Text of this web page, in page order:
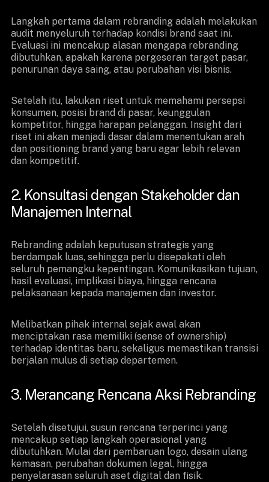
Langkah pertama dalam rebranding adalah melakukan
audit menyeluruh terhadap kondisi brand saat ini.
Evaluasi ini mencakup alasan mengapa rebranding
dibutuhkan, apakah karena pergeseran target pasar,
penurunan daya saing, atau perubahan visi bisnis.
Setelah itu, lakukan riset untuk memahami persepsi
konsumen, posisi brand di pasar, keunggulan
kompetitor, hingga harapan pelanggan. Insight dari
riset ini akan menjadi dasar dalam menentukan arah
dan positioning brand yang baru agar lebih relevan
dan kompetitif.
2. Konsultasi dengan Stakeholder dan
Manajemen Internal
Rebranding adalah keputusan strategis yang
berdampak luas, sehingga perlu disepakati oleh
seluruh pemangku kepentingan. Komunikasikan tujuan,
hasil evaluasi, implikasi biaya, hingga rencana
pelaksanaan kepada manajemen dan investor.
Melibatkan pihak internal sejak awal akan
menciptakan rasa memiliki (sense of ownership)
terhadap identitas baru, sekaligus memastikan transisi
berjalan mulus di setiap departemen.
3. Merancang Rencana Aksi Rebranding
Setelah disetujui, susun rencana terperinci yang
mencakup setiap langkah operasional yang
dibutuhkan. Mulai dari pembaruan logo, desain ulang
kemasan, perubahan dokumen legal, hingga
penyelarasan seluruh aset digital dan fisik.